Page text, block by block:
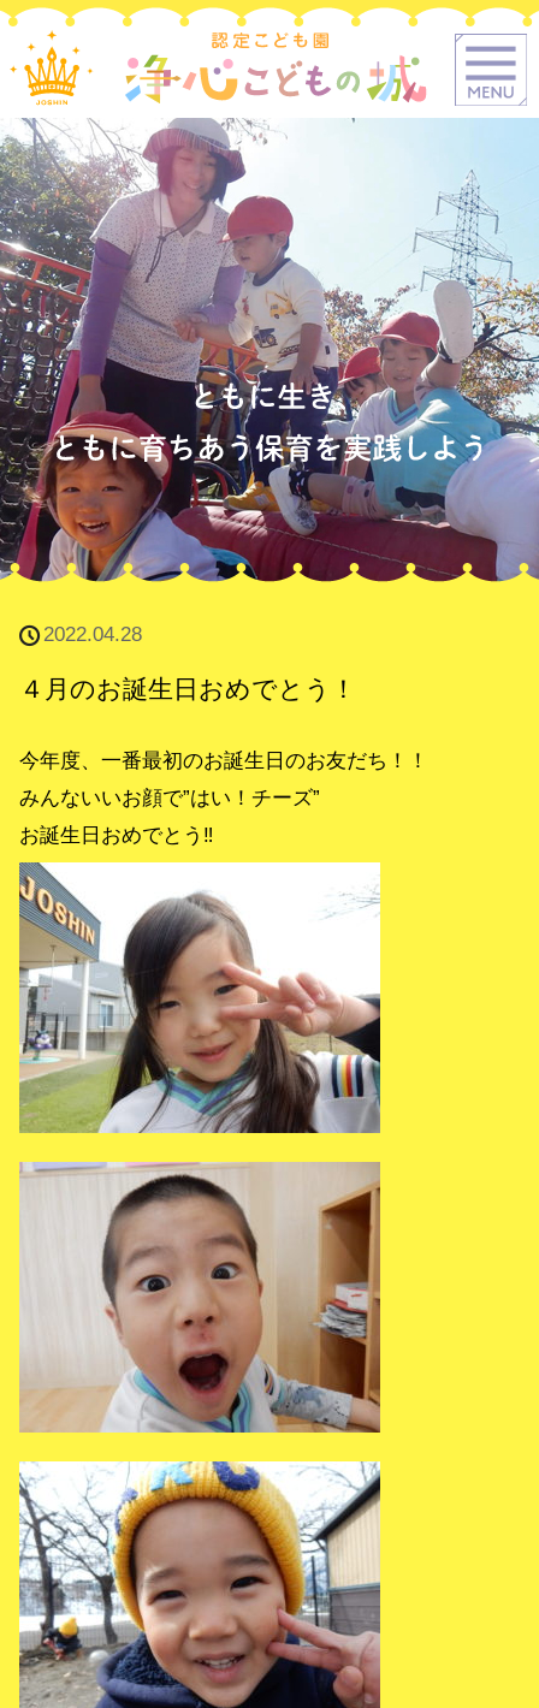
2022.04.28
４月のお誕生日おめでとう！
今年度、一番最初のお誕生日のお友だち！！
みんないいお顔で”はい！チーズ”
お誕生日おめでとう‼